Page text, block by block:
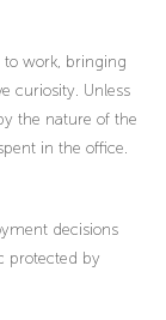
to work, bringing
curiosity. Unless
the nature of the
in the office.
decisions
protected by